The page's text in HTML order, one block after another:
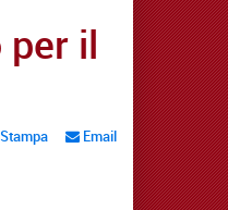
il
Stampa Email